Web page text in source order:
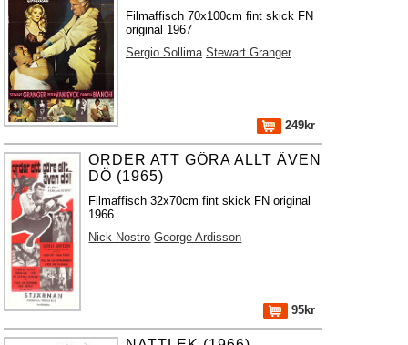
Filmaffisch 70x100cm fint skick FN
original 1967
Sergio Sollima Stewart Granger
249kr
ORDER ATT GÖRA ALLT ÄVEN
DÖ (1965)
Filmaffisch 32x70cm fint skick FN original
1966
Nick Nostro George Ardisson
95kr